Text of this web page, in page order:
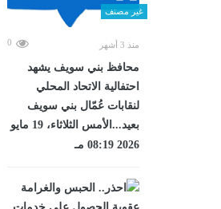
غير مصنف
منذ 3 أشهر 0
محافظ بني سويف يشهد
احتفالية الاتحاد المحلي
لنقابات عُمّال بني سويف
بعيد...الأمس الثلاثاء، 19 مايو
2026 08:19 مـ